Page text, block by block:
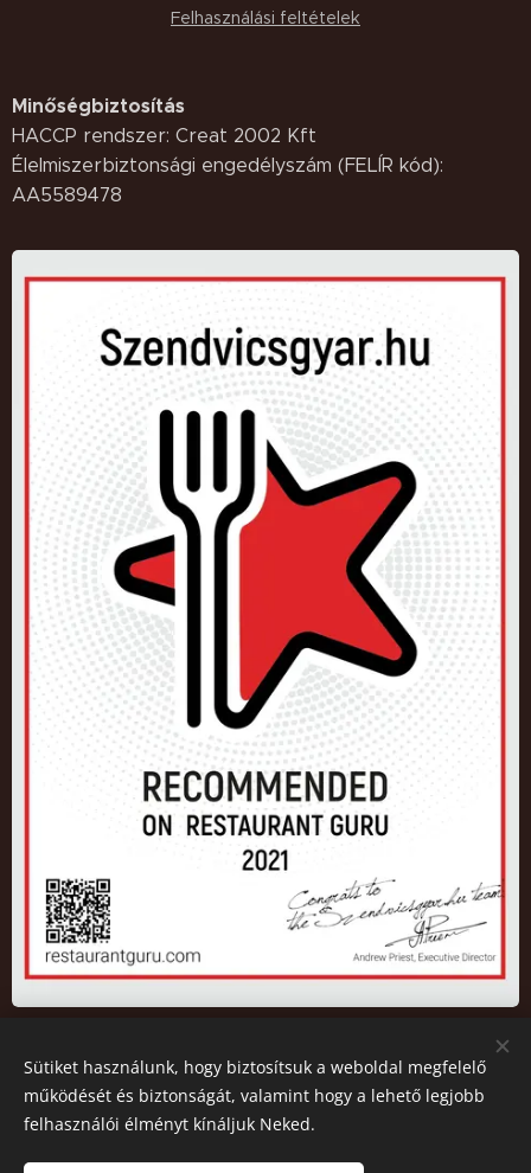
Felhasználási feltételek
Minőségbiztosítás
HACCP rendszer: Creat 2002 Kft
Élelmiszerbiztonsági engedélyszám (FELÍR kód):
AA5589478
2026 Az oldalt a Szendvicsgyár.hu működteti. All rights
reserved.
© 2026 Copyright
Sütiket használunk, hogy biztosítsuk a weboldal megfelelő
működését és biztonságát, valamint hogy a lehető legjobb
felhasználói élményt kínáljuk Neked.